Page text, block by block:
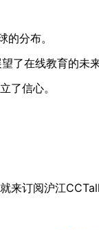
分布。
了在线教育的未
了信心。
来订阅沪江